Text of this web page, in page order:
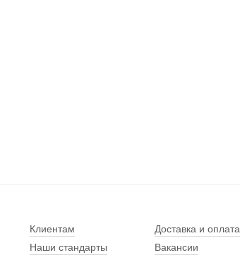
Клиентам Доставка и оплата
Наши стандарты Вакансии